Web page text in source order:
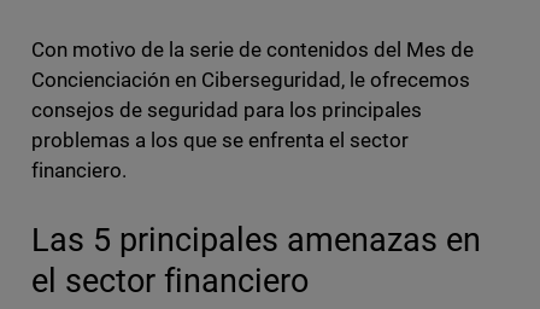
Con motivo de la serie de contenidos del Mes de
Concienciación en Ciberseguridad, le ofrecemos
consejos de seguridad para los principales
problemas a los que se enfrenta el sector
financiero.
Las 5 principales amenazas en
el sector financiero